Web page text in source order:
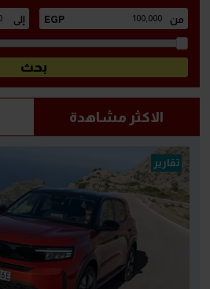
الاكثر مشاهدة
تقارير